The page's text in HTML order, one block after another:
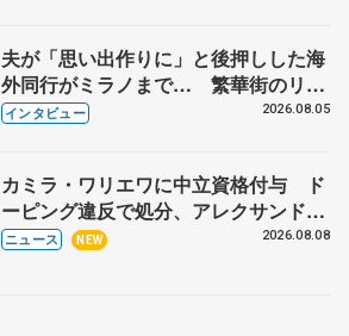
夫が「思い出作りに」と後押しした海
外同行がミラノまで… 繁華街のリン
クでは不良のお兄さんも味方に 小林
インタビュー 2026.08.05
カミラ・ワリエワに中立資格付与 ド
ーピング違反で処分、アレクサンド
ラ・イグナトワも
ニュース NEW 2026.08.08